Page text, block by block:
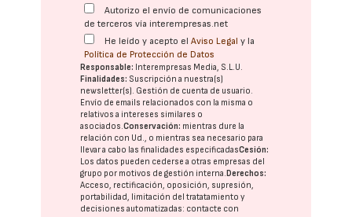
Autorizo el envío de comunicaciones
de terceros vía interempresas.net
He leído y acepto elAviso Legal y la
Política de Protección de Datos
Responsable: Interempresas Media, S.L.U.
Finalidades: Suscripción a nuestra(s)
newsletter(s). Gestión de cuenta de usuario.
Envío de emails relacionados con la misma o
relativos a intereses similares o
asociados.Conservación: mientras dure la
relación con Ud., o mientras sea necesario para
llevar a cabo las finalidades especificadasCesión:
Los datos pueden cederse a otras empresas del
grupo por motivos de gestión interna.Derechos:
Acceso, rectificación, oposición, supresión,
portabilidad, limitación del tratatamiento y
decisiones automatizadas: contacte con